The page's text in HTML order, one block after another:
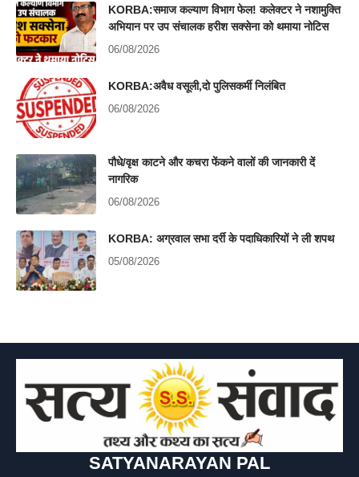
KORBA:समाज कल्याण विभाग फेल! कलेक्टर ने नशामुक्ति
अभियान पर उप संचालक हरीश सक्सेना को थमाया नोटिस
06/08/2026
KORBA:अवैध वसूली,दो पुलिसकर्मी निलंबित
06/08/2026
पौधे/वृक्ष काटने और कचरा फेंकने वालों की जानकारी दें
नागरिक
06/08/2026
KORBA: अग्रवाल सभा दर्री के पदाधिकारियों ने ली शपथ
05/08/2026
SATYANARAYAN PAL